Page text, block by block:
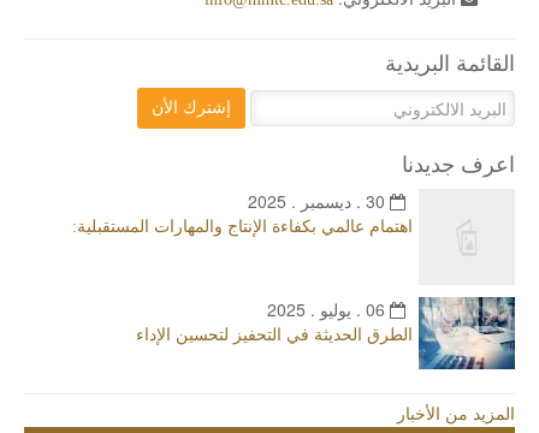
القائمة البريدية
إشترك الأن
اعرف جديدنا
30 . ديسمبر . 2025
اهتمام عالمي بكفاءة الإنتاج والمهارات المستقبلية:
06 . يوليو . 2025
الطرق الحديثة في التحفيز لتحسين الإداء
المزيد من الأخبار